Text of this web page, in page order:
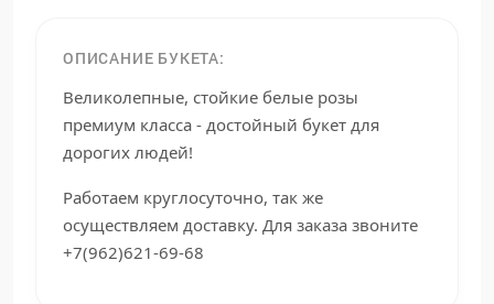
ОПИСАНИЕ БУКЕТА:
Великолепные, стойкие белые розы
премиум класса - достойный букет для
дорогих людей!
Работаем круглосуточно, так же
осуществляем доставку. Для заказа звоните
+7(962)621-69-68